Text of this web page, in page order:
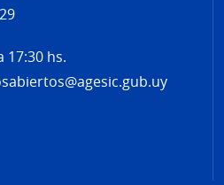
17:30 hs.